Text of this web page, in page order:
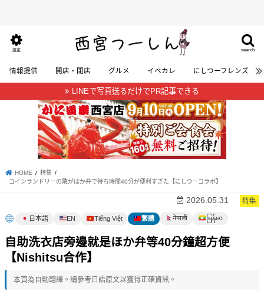
search
設定
情報提供 開店・閉店 グルメ イベカレ にしつーフレンズ
LINEで写真送るだけでPR記事できる
HOME
特集
コインランドリーの隣がほか弁で待ち時間40分が便利すぎた【にしつーコラボ】
特集
2026.05.31
日本語 EN Tiếng Việt 繁體 नेपाली မြန်မာ
自助洗衣店旁邊就是ほか弁等40分鐘超方便
【Nishitsu合作】
本頁為自動翻譯。請參考日語原文以獲得正確資訊。